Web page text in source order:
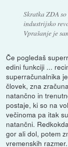
Skratka ZDA
industrijsko
Vprašanje je
Če pogledaš
edini funkciji ...
superračunalnika
človek, zna
natančno in
postaje, ki so na
večinoma pa itak
natančni.
gor ali dol, potem
vremenskih